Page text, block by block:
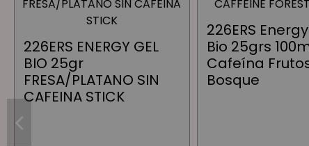
226ERS ENERGY GEL
BIO 25gr
FRESA/PLATANO SIN
CAFEINA STICK
226ERS
Bio 25grs
Cafeína
Bosque